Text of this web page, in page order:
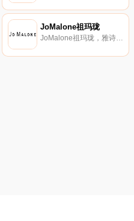
JoMalone祖玛珑
JoMalone祖玛珑，雅诗兰黛集团旗下，其香水以简单而纯粹为诸多明星喜爱，有“香水世界女王”之美誉。JO MALONE祖玛珑是一家位于伦敦的营销高档护肤和香水产品的公司。